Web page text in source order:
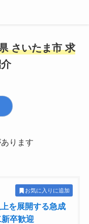
さいたま市 求
ります
お気に入りに追加
を展開する急成
卒歓迎